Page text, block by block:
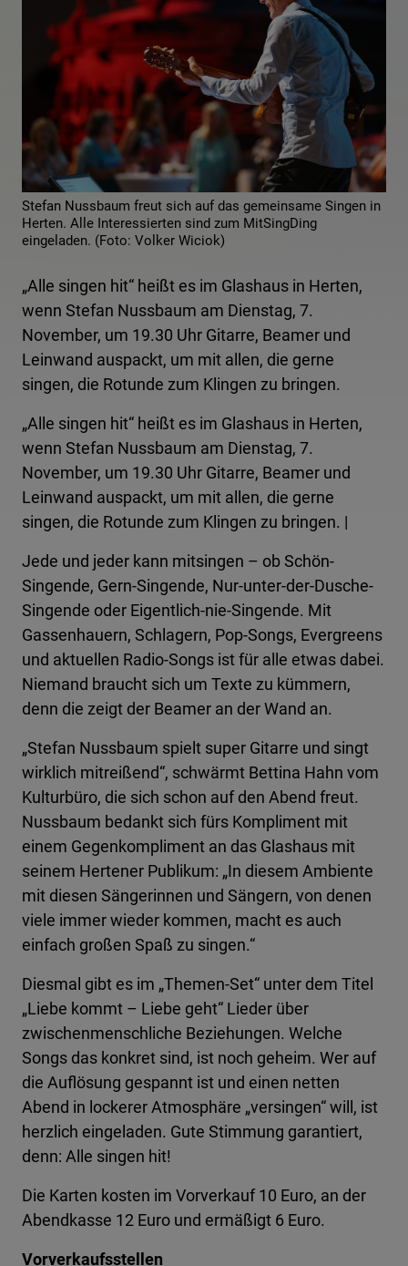
Stefan Nussbaum freut sich auf das gemeinsame Singen in
Herten. Alle Interessierten sind zum MitSingDing
eingeladen. (Foto: Volker Wiciok)
„Alle singen hit“ heißt es im Glashaus in Herten,
wenn Stefan Nussbaum am Dienstag, 7.
November, um 19.30 Uhr Gitarre, Beamer und
Leinwand auspackt, um mit allen, die gerne
singen, die Rotunde zum Klingen zu bringen.
„Alle singen hit“ heißt es im Glashaus in Herten,
wenn Stefan Nussbaum am Dienstag, 7.
November, um 19.30 Uhr Gitarre, Beamer und
Leinwand auspackt, um mit allen, die gerne
singen, die Rotunde zum Klingen zu bringen. |
Jede und jeder kann mitsingen – ob Schön-
Singende, Gern-Singende, Nur-unter-der-Dusche-
Singende oder Eigentlich-nie-Singende. Mit
Gassenhauern, Schlagern, Pop-Songs, Evergreens
und aktuellen Radio-Songs ist für alle etwas dabei.
Niemand braucht sich um Texte zu kümmern,
denn die zeigt der Beamer an der Wand an.
„Stefan Nussbaum spielt super Gitarre und singt
wirklich mitreißend“, schwärmt Bettina Hahn vom
Kulturbüro, die sich schon auf den Abend freut.
Nussbaum bedankt sich fürs Kompliment mit
einem Gegenkompliment an das Glashaus mit
seinem Hertener Publikum: „In diesem Ambiente
mit diesen Sängerinnen und Sängern, von denen
viele immer wieder kommen, macht es auch
einfach großen Spaß zu singen.“
Diesmal gibt es im „Themen-Set“ unter dem Titel
„Liebe kommt – Liebe geht“ Lieder über
zwischenmenschliche Beziehungen. Welche
Songs das konkret sind, ist noch geheim. Wer auf
die Auflösung gespannt ist und einen netten
Abend in lockerer Atmosphäre „versingen“ will, ist
herzlich eingeladen. Gute Stimmung garantiert,
denn: Alle singen hit!
Die Karten kosten im Vorverkauf 10 Euro, an der
Abendkasse 12 Euro und ermäßigt 6 Euro.
Vorverkaufsstellen